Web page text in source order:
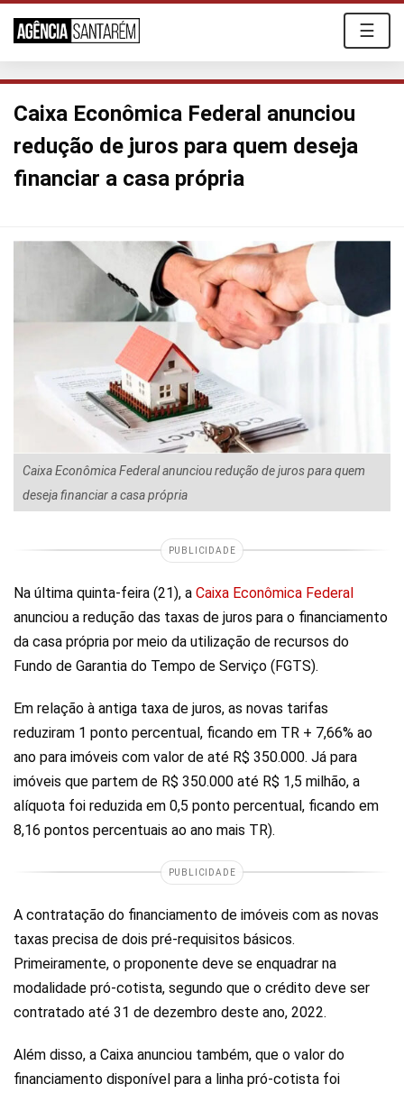
☰
Caixa Econômica Federal anunciou
redução de juros para quem deseja
financiar a casa própria
Caixa Econômica Federal anunciou redução de juros para quem
deseja financiar a casa própria
PUBLICIDADE
Na última quinta-feira (21), a Caixa Econômica Federal
anunciou a redução das taxas de juros para o financiamento
da casa própria por meio da utilização de recursos do
Fundo de Garantia do Tempo de Serviço (FGTS).
Em relação à antiga taxa de juros, as novas tarifas
reduziram 1 ponto percentual, ficando em TR + 7,66% ao
ano para imóveis com valor de até R$ 350.000. Já para
imóveis que partem de R$ 350.000 até R$ 1,5 milhão, a
alíquota foi reduzida em 0,5 ponto percentual, ficando em
8,16 pontos percentuais ao ano mais TR).
PUBLICIDADE
A contratação do financiamento de imóveis com as novas
taxas precisa de dois pré-requisitos básicos.
Primeiramente, o proponente deve se enquadrar na
modalidade pró-cotista, segundo que o crédito deve ser
contratado até 31 de dezembro deste ano, 2022.
Além disso, a Caixa anunciou também, que o valor do
financiamento disponível para a linha pró-cotista foi